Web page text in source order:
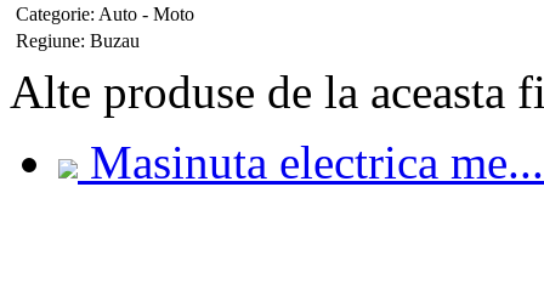
Categorie: Auto - Moto
Regiune: Buzau
Alte produse de la aceasta
Masinuta electrica me...